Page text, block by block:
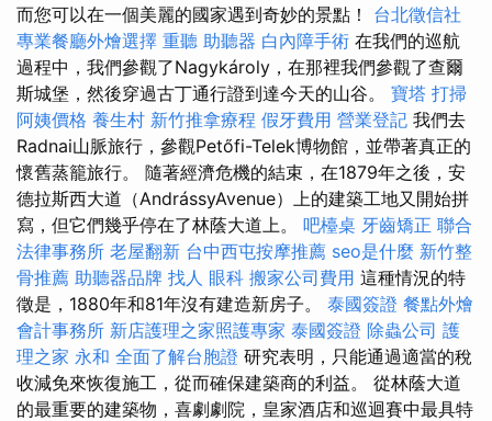
而您可以在一個美麗的國家遇到奇妙的景點！ 台北徵信社
專業餐廳外燴選擇 重聽 助聽器 白內障手術 在我們的巡航
過程中，我們參觀了Nagykároly，在那裡我們參觀了查爾
斯城堡，然後穿過古丁通行證到達今天的山谷。 寶塔 打掃
阿姨價格 養生村 新竹推拿療程 假牙費用 營業登記 我們去
Radnai山脈旅行，參觀Petőfi-Telek博物館，並帶著真正的
懷舊蒸籠旅行。 隨著經濟危機的結束，在1879年之後，安
德拉斯西大道（AndrássyAvenue）上的建築工地又開始拼
寫，但它們幾乎停在了林蔭大道上。 吧檯桌 牙齒矯正 聯合
法律事務所 老屋翻新 台中西屯按摩推薦 seo是什麼 新竹整
骨推薦 助聽器品牌 找人 眼科 搬家公司費用 這種情況的特
徵是，1880年和81年沒有建造新房子。 泰國簽證 餐點外燴
會計事務所 新店護理之家照護專家 泰國簽證 除蟲公司 護
理之家 永和 全面了解台胞證 研究表明，只能通過適當的稅
收減免來恢復施工，從而確保建築商的利益。 從林蔭大道
的最重要的建築物，喜劇劇院，皇家酒店和巡迴賽中最具特